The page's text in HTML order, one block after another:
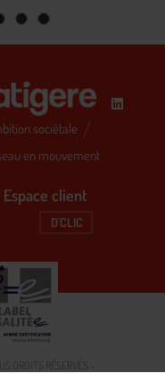
sociétale
en mouvement
client
D'CLIC
DROITS RÉSERVÉS -